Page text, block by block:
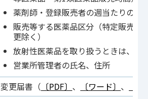
薬剤師・登録販売者の週当たりの勤
販売等する医薬品区分（特定販売を
更除く）
放射性医薬品を取り扱うときは、そ
営業所管理者の氏名、住所
変更届書（ 〔PDF〕 、 〔ワード〕 、